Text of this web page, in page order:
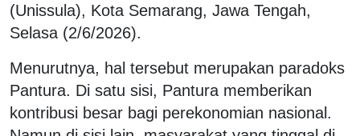
(Unissula), Kota Semarang, Jawa Tengah,
Selasa (2/6/2026).
Menurutnya, hal tersebut merupakan paradoks
Pantura. Di satu sisi, Pantura memberikan
kontribusi besar bagi perekonomian nasional.